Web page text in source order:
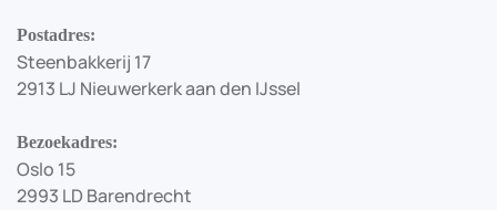
Postadres:
Steenbakkerij 17
2913 LJ Nieuwerkerk aan den IJssel
Bezoekadres:
Oslo 15
2993 LD Barendrecht